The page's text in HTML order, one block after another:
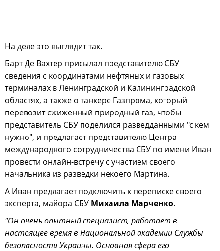
На деле это выглядит так.
Барт Де Вахтер присылал представителю СБУ
сведения с координатами нефтяных и газовых
терминалах в Ленинградской и Калининградской
областях, а также о танкере Газпрома, который
перевозит сжиженный природный газ, чтобы
представитель СБУ поделился разведданными "с кем
нужно", и предлагает представителю Центра
международного сотрудничества СБУ по имени Иван
провести онлайн-встречу с участием своего
начальника из разведки некоего Мартина.
А Иван предлагает подключить к переписке своего
эксперта, майора СБУ Михаила Марченко.
"Он очень опытный специалист, работает в
настоящее время в Национальной академии Службы
безопасности Украины. Основная сфера его